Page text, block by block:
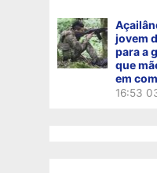
jovem
para a
que
em
16:53